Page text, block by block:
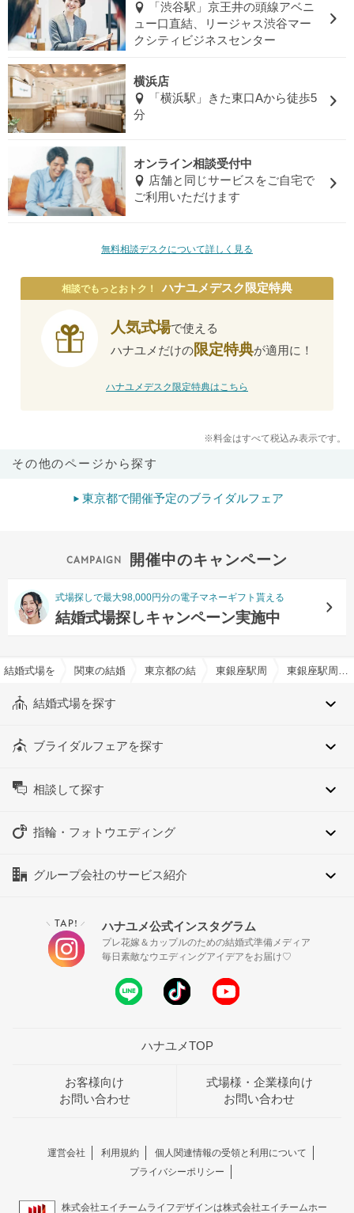
「渋谷駅」京王井の頭線アベニ
ュー口直結、リージャス渋谷マー
クシティビジネスセンター
横浜店
「横浜駅」きた東口Aから徒歩5
分
オンライン相談受付中
店舗と同じサービスをご自宅で
ご利用いただけます
無料相談デスクについて詳しく見る
相談でもっとおトク！ ハナユメデスク限定特典
人気式場で使える
ハナユメだけの限定特典が適用に！
ハナユメデスク限定特典はこちら
※料金はすべて税込み表示です。
その他のページから探す
東京都で開催予定のブライダルフェア
開催中のキャンペーン
式場探しで最大98,000円分の電子マネーギフト貰える
結婚式場探しキャンペーン実施中
結婚式場を探すならハナユメ
関東の結婚式場東京都の結婚式場東銀座駅周辺の結婚式場
結婚式場を探す
ブライダルフェアを探す
相談して探す
指輪・フォトウエディング
グループ会社のサービス紹介
＼ TAP! ／ ハナユメ公式インスタグラム
プレ花嫁＆カップルのための結婚式準備メディア
毎日素敵なウエディングアイデアをお届け♡
ハナユメTOP
お客様向け
お問い合わせ
式場様・企業様向け
お問い合わせ
運営会社 利用規約
個人関連情報の受領と利用について
プライバシーポリシー
株式会社エイチームライフデザインは株式会社エイチームホー